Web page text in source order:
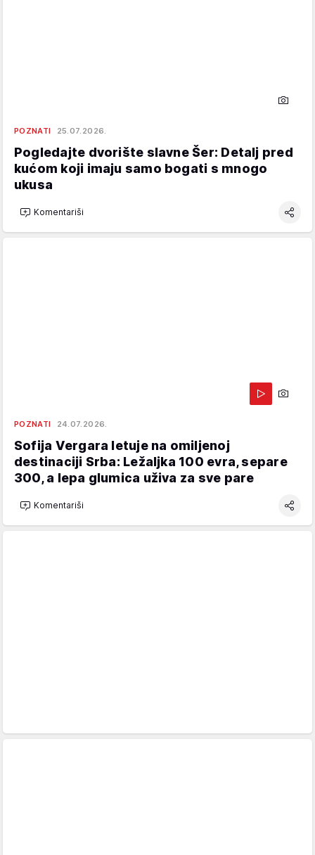
POZNATI 25.07.2026.
Pogledajte dvorište slavne Šer: Detalj pred
kućom koji imaju samo bogati s mnogo
ukusa
Komentariši
POZNATI 24.07.2026.
Sofija Vergara letuje na omiljenoj
destinaciji Srba: Ležaljka 100 evra, separe
300, a lepa glumica uživa za sve pare
Komentariši